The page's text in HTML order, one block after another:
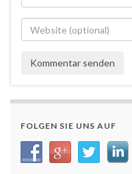
FOLGEN SIE UNS AUF